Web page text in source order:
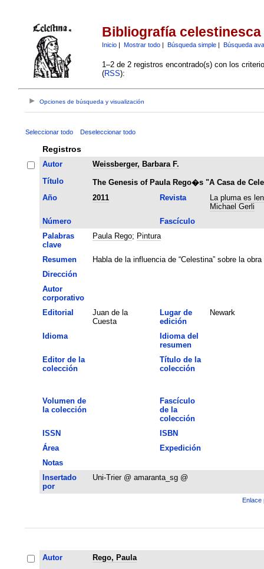
Bibliografía celestinesca
Inicio| Mostrar todo| Búsqueda simple| Búsqueda
1–2 de 2 registros encontrado(s) con los
(RSS):
Opciones de búsqueda y visualización
Seleccionar todo Deseleccionar todo
Registros
Autor
Weissberger, Barbara F.
Título
The Genesis of Paula Rego�s "A Casa de
Año
2011 Revista
La pluma es
Michael Gerli
Número
Fascículo
Palabras
clave
Paula Rego; Pintura
Resumen
Habla de la influencia de “Celestina” sobre la
Dirección
Autor
corporativo
Editorial
Juan de la
Cuesta
Lugar de
edición
Newark
Idioma
Idioma del
resumen
Editor de la
colección
Título de la
colección
Volumen de
la colección
Fascículo
de la
colección
ISSN
ISBN
Área
Expedición
Notas
Insertado
por
Uni-Trier @ amaranta_sg @
Enlace
Autor
Rego, Paula